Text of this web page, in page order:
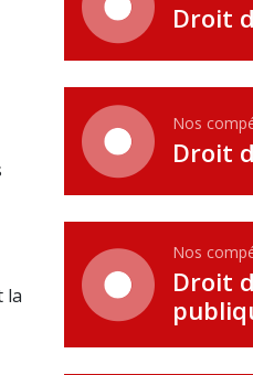
la
Droit
Nos
Droit
Nos
Droit